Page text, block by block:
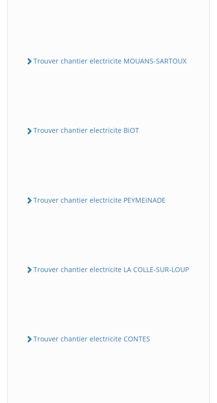
Trouver chantier electricite MOUANS-SARTOUX
Trouver chantier electricite BiOT
Trouver chantier electricite PEYMEiNADE
Trouver chantier electricite LA COLLE-SUR-LOUP
Trouver chantier electricite CONTES